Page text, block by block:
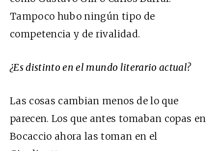
Tampoco hubo ningún tipo de
competencia y de rivalidad.
¿Es distinto en el mundo literario actual?
Las cosas cambian menos de lo que
parecen. Los que antes tomaban copas en
Bocaccio ahora las toman en el